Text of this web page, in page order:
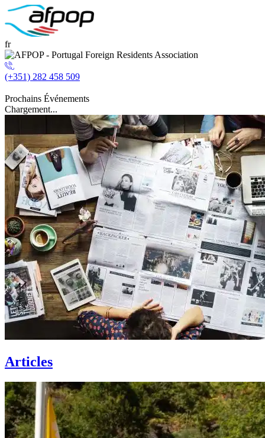
fr
(+351) 282 458 509
Prochains Événements
Chargement...
Articles